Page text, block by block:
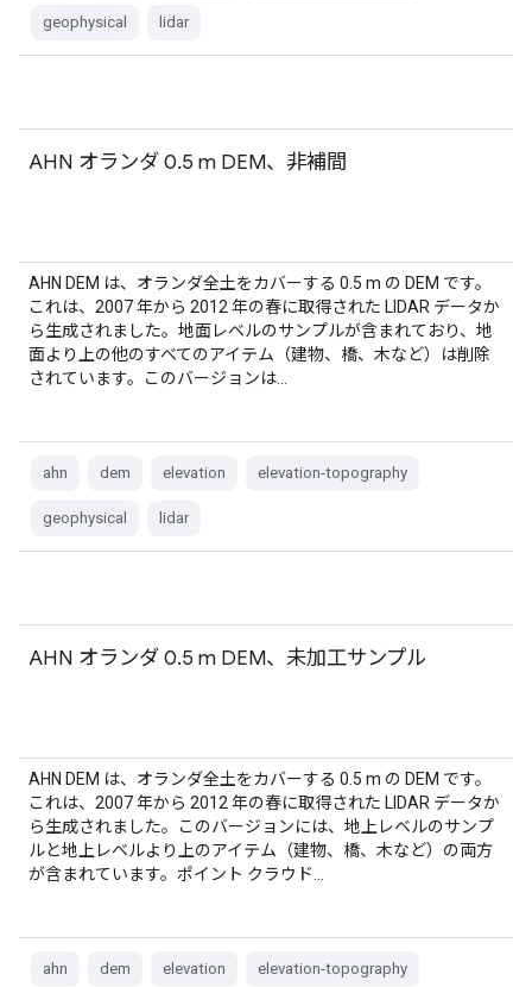
geophysical lidar
AHN オランダ 0.5 m DEM、非補間
AHN DEM は、オランダ全土をカバーする 0.5 m の DEM です。
これは、2007 年から 2012 年の春に取得された LIDAR データか
ら生成されました。地面レベルのサンプルが含まれており、地
面より上の他のすべてのアイテム（建物、橋、木など）は削除
されています。このバージョンは…
ahn dem elevation elevation-topography
geophysical lidar
AHN オランダ 0.5 m DEM、未加工サンプル
AHN DEM は、オランダ全土をカバーする 0.5 m の DEM です。
これは、2007 年から 2012 年の春に取得された LIDAR データか
ら生成されました。このバージョンには、地上レベルのサンプ
ルと地上レベルより上のアイテム（建物、橋、木など）の両方
が含まれています。ポイント クラウド…
ahn dem elevation elevation-topography